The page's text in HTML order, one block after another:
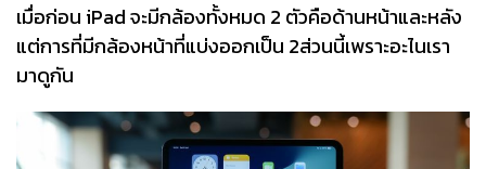
เมื่อก่อน iPad จะมีกล้องทั้งหมด 2 ตัวคือด้านหน้าและหลัง
แต่การที่มีกล้องหน้าที่แบ่งออกเป็น 2ส่วนนี้เพราะอะไนเรา
มาดูกัน